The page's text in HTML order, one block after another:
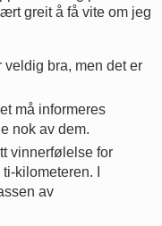
greit å få vite om jeg
veldig bra, men det er
må informeres
nok av dem.
vinnerfølelse for
kilometeren. I
av